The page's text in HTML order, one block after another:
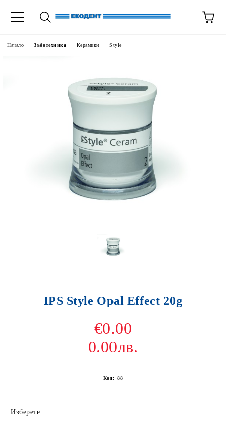
Начало Зъботехника Керамики Style
IPS Style Opal Effect 20g
€0.00
0.00лв.
Код: 88
Изберете: